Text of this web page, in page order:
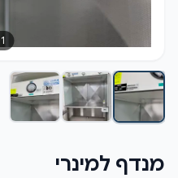
1
מנדף למינרי